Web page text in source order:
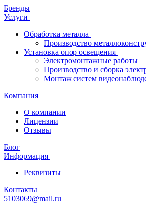
Бренды
Услуги
Обработка металла
Производство
Установка опор освещения
Электромонтажные работы
Производство и сборка
Монтаж систем
Компания
О компании
Лицензии
Отзывы
Блог
Информация
Реквизиты
Контакты
5103069@mail.ru